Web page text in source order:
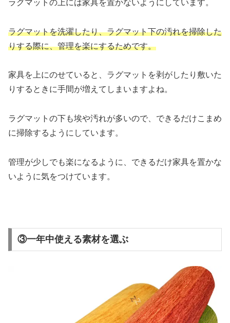
ラグマットの上には家具を置かないようにしています。
ラグマットを洗濯したり、ラグマット下の汚れを掃除した
りする際に、管理を楽にするためです。
家具を上にのせていると、 ラグマットを剥がしたり敷いた
りするときに手間が増えてしまいますよね。
ラグマットの下も埃や汚れが多いので、 できるだけこまめ
に掃除するようにしています。
管理が少しでも楽になるように、 できるだけ家具を置かな
いように気をつけています。
③一年中使える素材を選ぶ